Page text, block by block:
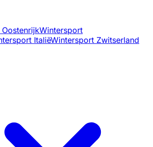
Wintersport
ItaliëWintersport Zwitserland